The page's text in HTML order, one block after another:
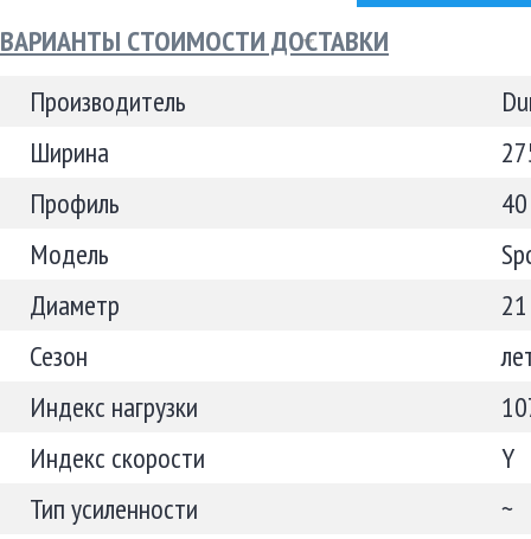
ВАРИАНТЫ СТОИМОСТИ ДОСТАВКИ
Производитель
Ширина
Профиль
40
Модель
Диаметр
21
Сезон
Индекс нагрузки
Индекс скорости
Y
Тип усиленности
~